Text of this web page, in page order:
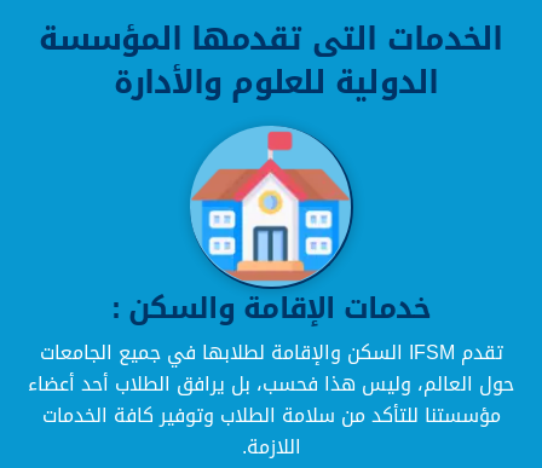
الخدمات التى تقدمها المؤسسة
الدولية للعلوم والأدارة
خدمات الإقامة والسكن :
تقدم IFSM السكن والإقامة لطلابها في جميع الجامعات
حول العالم، وليس هذا فحسب، بل يرافق الطلاب أحد أعضاء
مؤسستنا للتأكد من سلامة الطلاب وتوفير كافة الخدمات
اللازمة.